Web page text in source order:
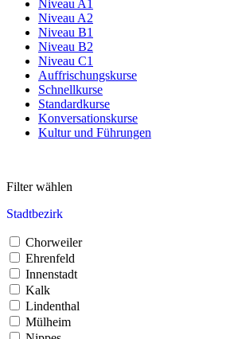
Niveau A1
Niveau A2
Niveau B1
Niveau B2
Niveau C1
Auffrischungskurse
Schnellkurse
Standardkurse
Konversationskurse
Kultur und Führungen
Filter wählen
Stadtbezirk
Chorweiler
Ehrenfeld
Innenstadt
Kalk
Lindenthal
Mülheim